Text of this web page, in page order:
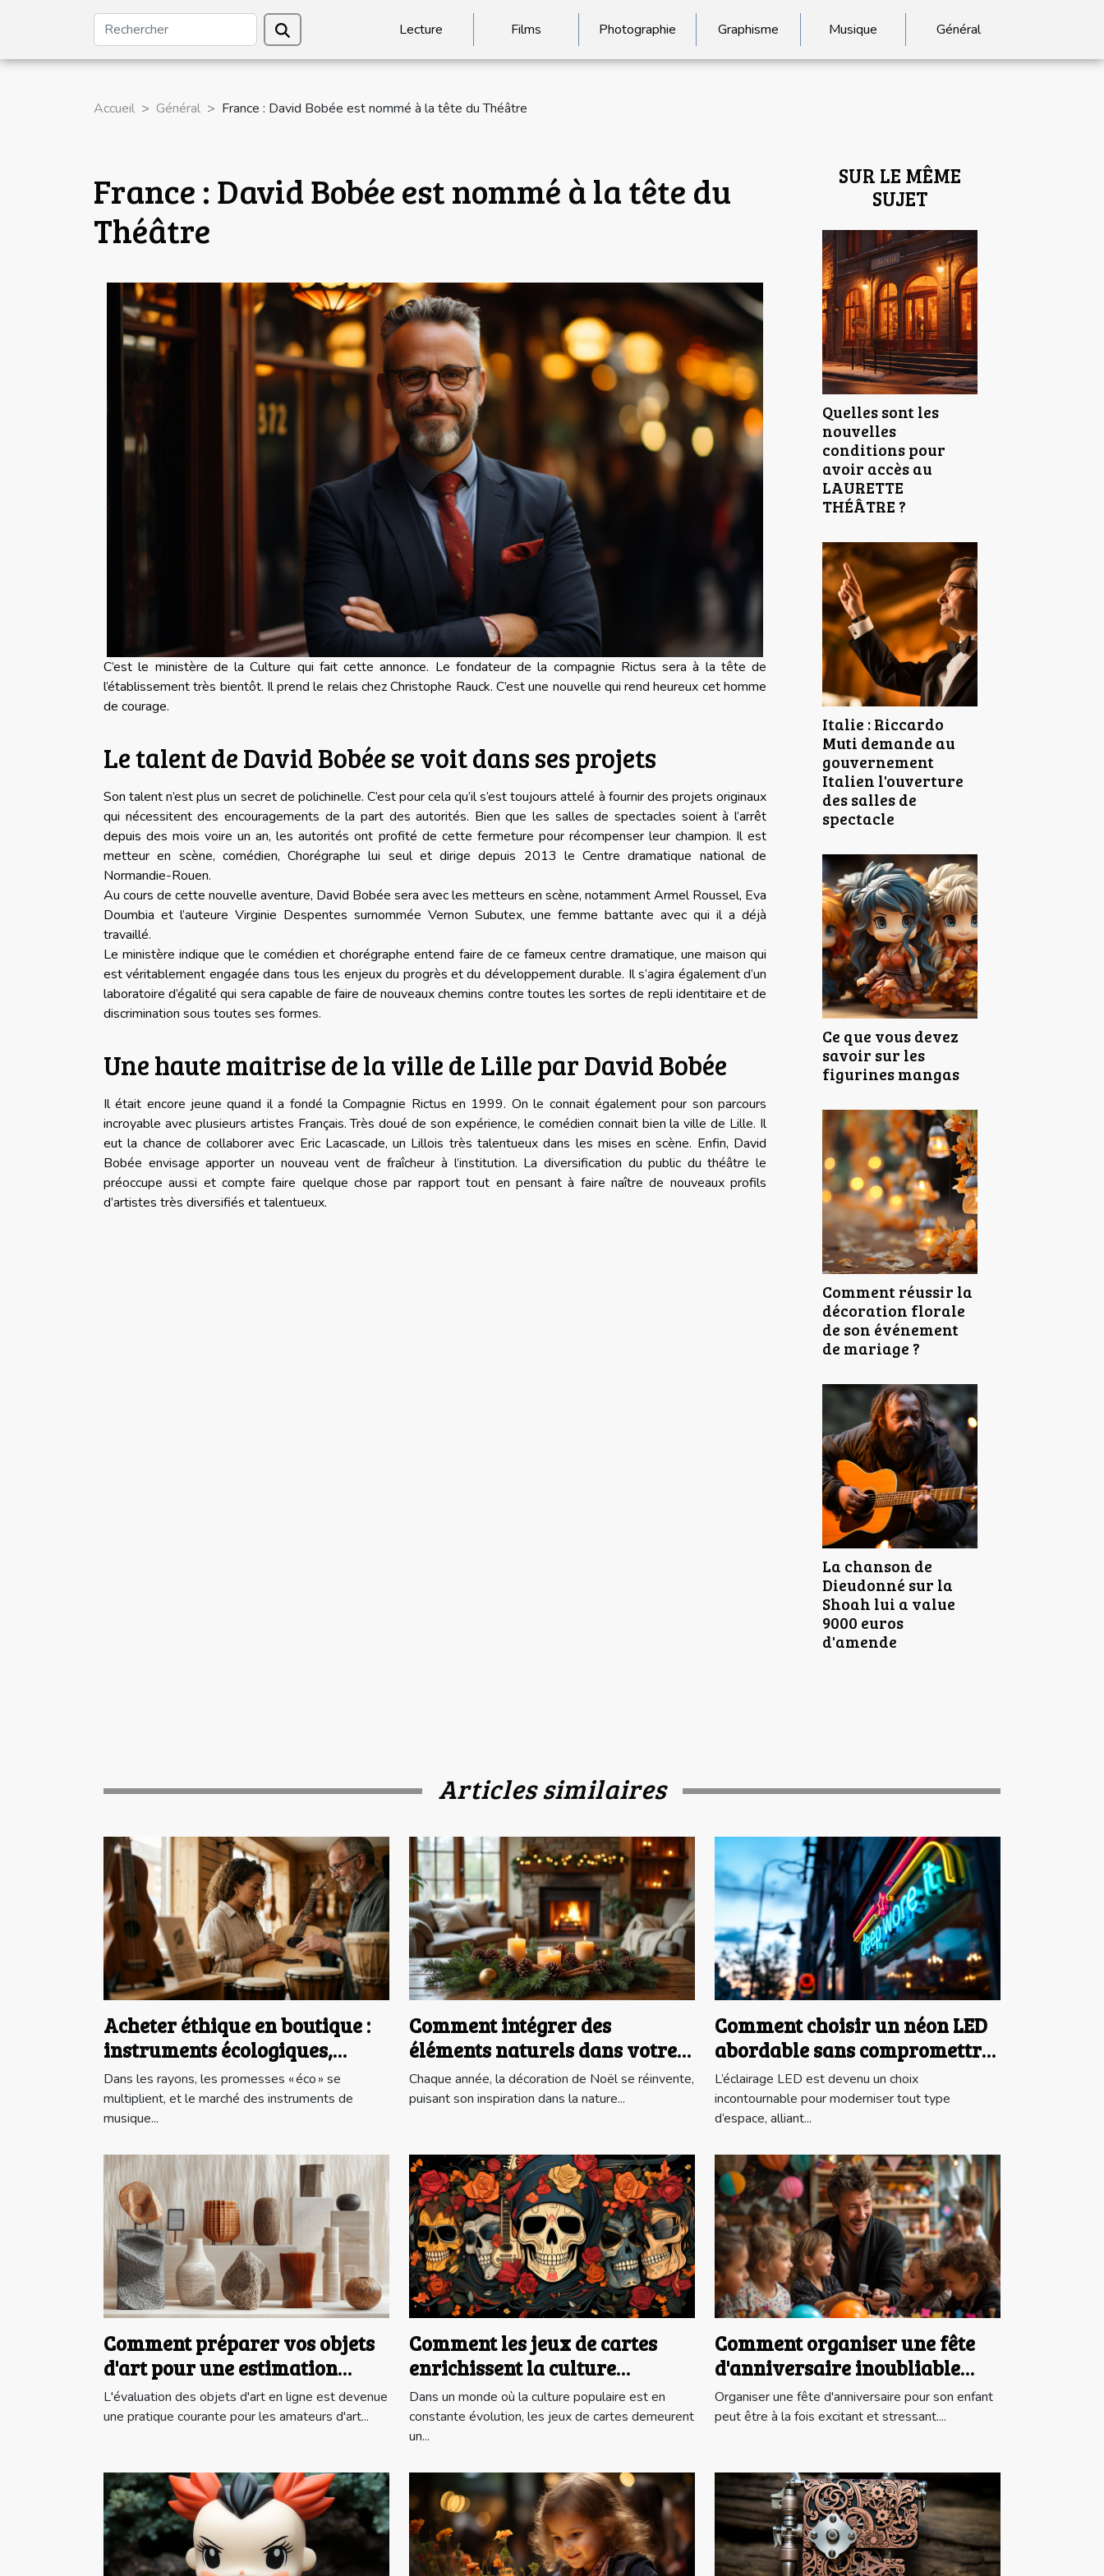
Lecture Films Photographie Graphisme Musique Général
Accueil Général France : David Bobée est nommé à la tête du Théâtre
France : David Bobée est nommé à la tête du
Théâtre
C’est le ministère de la Culture qui fait cette annonce. Le fondateur de la compagnie Rictus sera à la tête de
l’établissement très bientôt. Il prend le relais chez Christophe Rauck. C’est une nouvelle qui rend heureux cet homme
de courage.
Le talent de David Bobée se voit dans ses projets
Son talent n’est plus un secret de polichinelle. C’est pour cela qu’il s’est toujours attelé à fournir des projets originaux
qui nécessitent des encouragements de la part des autorités. Bien que les salles de spectacles soient à l’arrêt
depuis des mois voire un an, les autorités ont profité de cette fermeture pour récompenser leur champion. Il est
metteur en scène, comédien, Chorégraphe lui seul et dirige depuis 2013 le Centre dramatique national de
Normandie-Rouen.
Au cours de cette nouvelle aventure, David Bobée sera avec les metteurs en scène, notamment Armel Roussel, Eva
Doumbia et l’auteure Virginie Despentes surnommée Vernon Subutex, une femme battante avec qui il a déjà
travaillé.
Le ministère indique que le comédien et chorégraphe entend faire de ce fameux centre dramatique, une maison qui
est véritablement engagée dans tous les enjeux du progrès et du développement durable. Il s’agira également d’un
laboratoire d’égalité qui sera capable de faire de nouveaux chemins contre toutes les sortes de repli identitaire et de
discrimination sous toutes ses formes.
Une haute maitrise de la ville de Lille par David Bobée
Il était encore jeune quand il a fondé la Compagnie Rictus en 1999. On le connait également pour son parcours
incroyable avec plusieurs artistes Français. Très doué de son expérience, le comédien connait bien la ville de Lille. Il
eut la chance de collaborer avec Eric Lacascade, un Lillois très talentueux dans les mises en scène. Enfin, David
Bobée envisage apporter un nouveau vent de fraîcheur à l’institution. La diversification du public du théâtre le
préoccupe aussi et compte faire quelque chose par rapport tout en pensant à faire naître de nouveaux profils
d’artistes très diversifiés et talentueux.
SUR LE MÊME
SUJET
Quelles sont les
nouvelles
conditions pour
avoir accès au
LAURETTE
THÉÂTRE ?
Italie : Riccardo
Muti demande au
gouvernement
Italien l'ouverture
des salles de
spectacle
Ce que vous devez
savoir sur les
figurines mangas
Comment réussir la
décoration florale
de son événement
de mariage ?
La chanson de
Dieudonné sur la
Shoah lui a value
9000 euros
d'amende
Articles similaires
Acheter éthique en boutique :
instruments écologiques,
mythe ou réalité ?
Dans les rayons, les promesses « éco » se
multiplient, et le marché des instruments de
musique...
Comment intégrer des
éléments naturels dans votre
déco de Noël ?
Chaque année, la décoration de Noël se réinvente,
puisant son inspiration dans la nature...
Comment choisir un néon LED
abordable sans compromettre
la qualité?
L’éclairage LED est devenu un choix
incontournable pour moderniser tout type
d’espace, alliant...
Comment préparer vos objets
d'art pour une estimation
gratuite en ligne ?
L'évaluation des objets d'art en ligne est devenue
une pratique courante pour les amateurs d'art...
Comment les jeux de cartes
enrichissent la culture
populaire moderne
Dans un monde où la culture populaire est en
constante évolution, les jeux de cartes demeurent
un...
Comment organiser une fête
d'anniversaire inoubliable
pour votre enfant avec un
magicien
Organiser une fête d'anniversaire pour son enfant
peut être à la fois excitant et stressant....